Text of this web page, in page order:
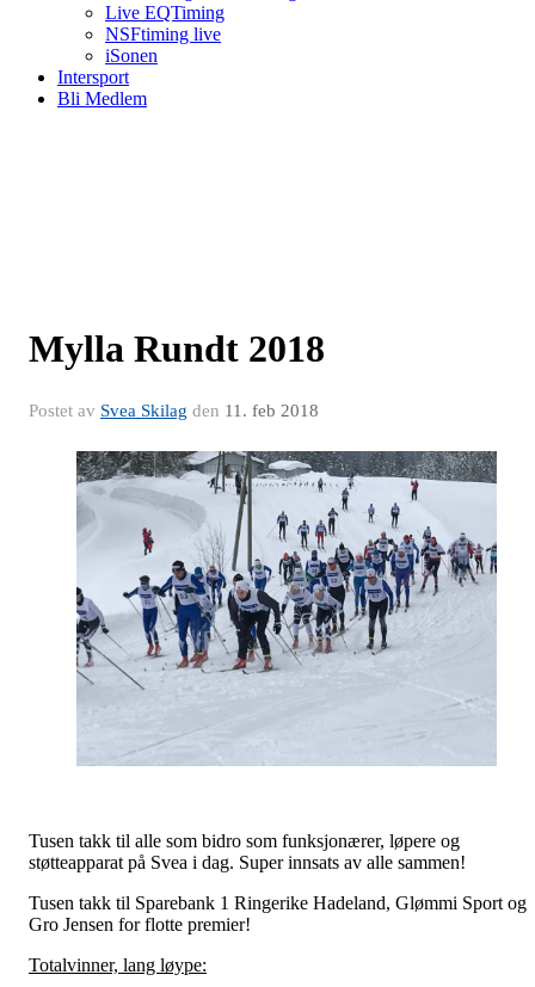
Live EQTiming
NSFtiming live
iSonen
Intersport
Bli Medlem
Mylla Rundt 2018
Postet av Svea Skilag den 11. feb 2018
Tusen takk til alle som bidro som funksjonærer, løpere og
støtteapparat på Svea i dag. Super innsats av alle sammen!
Tusen takk til Sparebank 1 Ringerike Hadeland, Glømmi Sport og
Gro Jensen for flotte premier!
Totalvinner, lang løype: